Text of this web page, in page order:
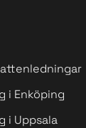
i Enköping
i Uppsala